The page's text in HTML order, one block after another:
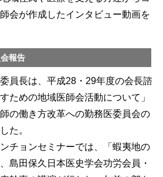
会が作成したインタビュー動画を
報告
員長は、平成28・29年度の会長諮
ための地域医師会活動について」
の働き方改革への勤務医委員会の
た。
チョンセミナーでは、「蝦夷地の
島田保久日本医史学会功労会員・